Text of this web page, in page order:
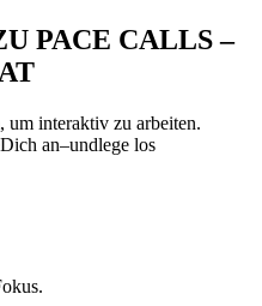
PACE CALLS –
um interaktiv zu arbeiten.
an–undlege los